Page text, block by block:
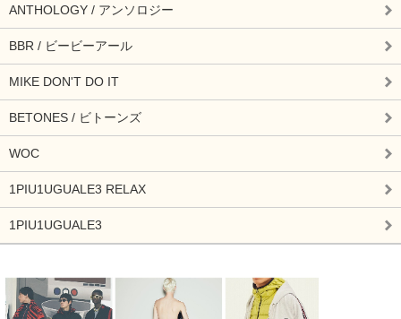
ANTHOLOGY / アンソロジー
BBR / ビービーアール
MIKE DON'T DO IT
BETONES / ビトーンズ
WOC
1PIU1UGUALE3 RELAX
1PIU1UGUALE3